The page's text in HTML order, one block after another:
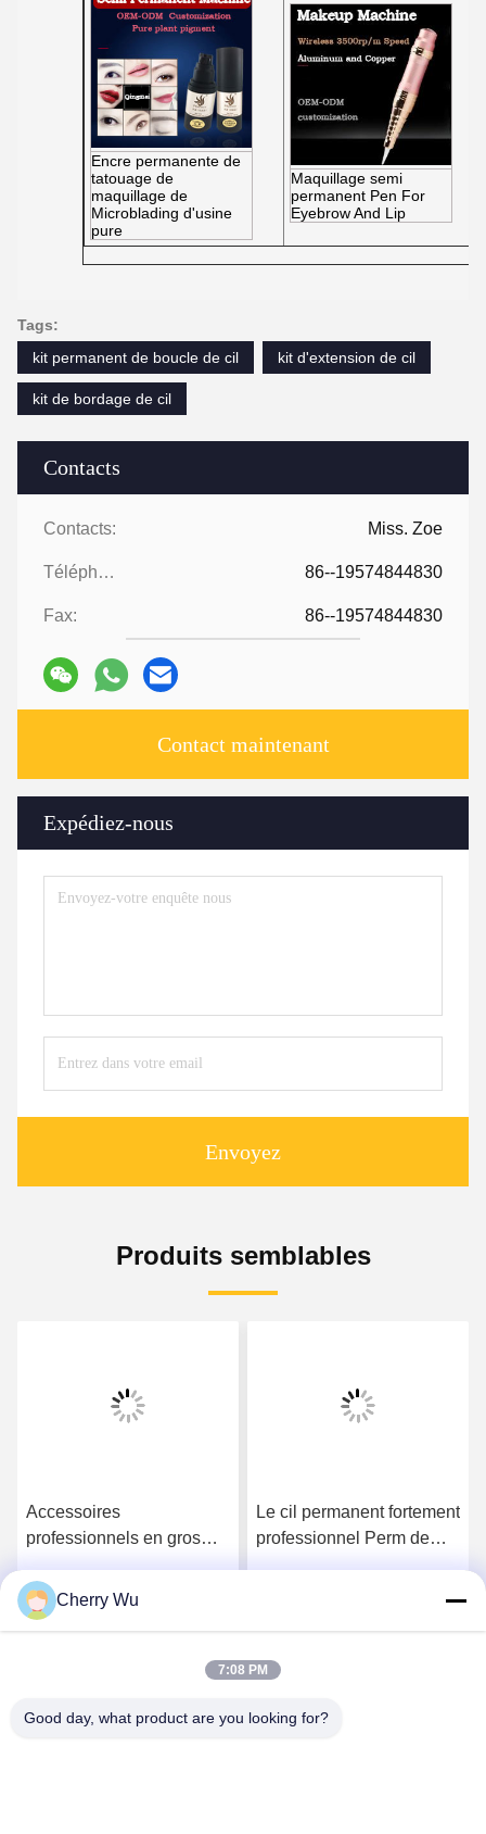
Contacts
Contacts: Miss. Zoe
Téléphone: 86--19574844830
Fax: 86--19574844830
Contact maintenant
Expédiez-nous
Envoyez
Encre permanente de
tatouage de
maquillage de
Microblading d'usine
pure
Maquillage semi
permanent Pen For
Eyebrow And Lip
Tags:
kit permanent de boucle de cil
kit d'extension de cil
kit de bordage de cil
Produits semblables
Accessoires
professionnels en gros
formation d'extension de
cil de boîte de Lash
Obtenez le meilleur prix
Le cil permanent fortement
professionnel Perm de
Cherry Wu
7:08 PM
Good day, what product are you looking for?